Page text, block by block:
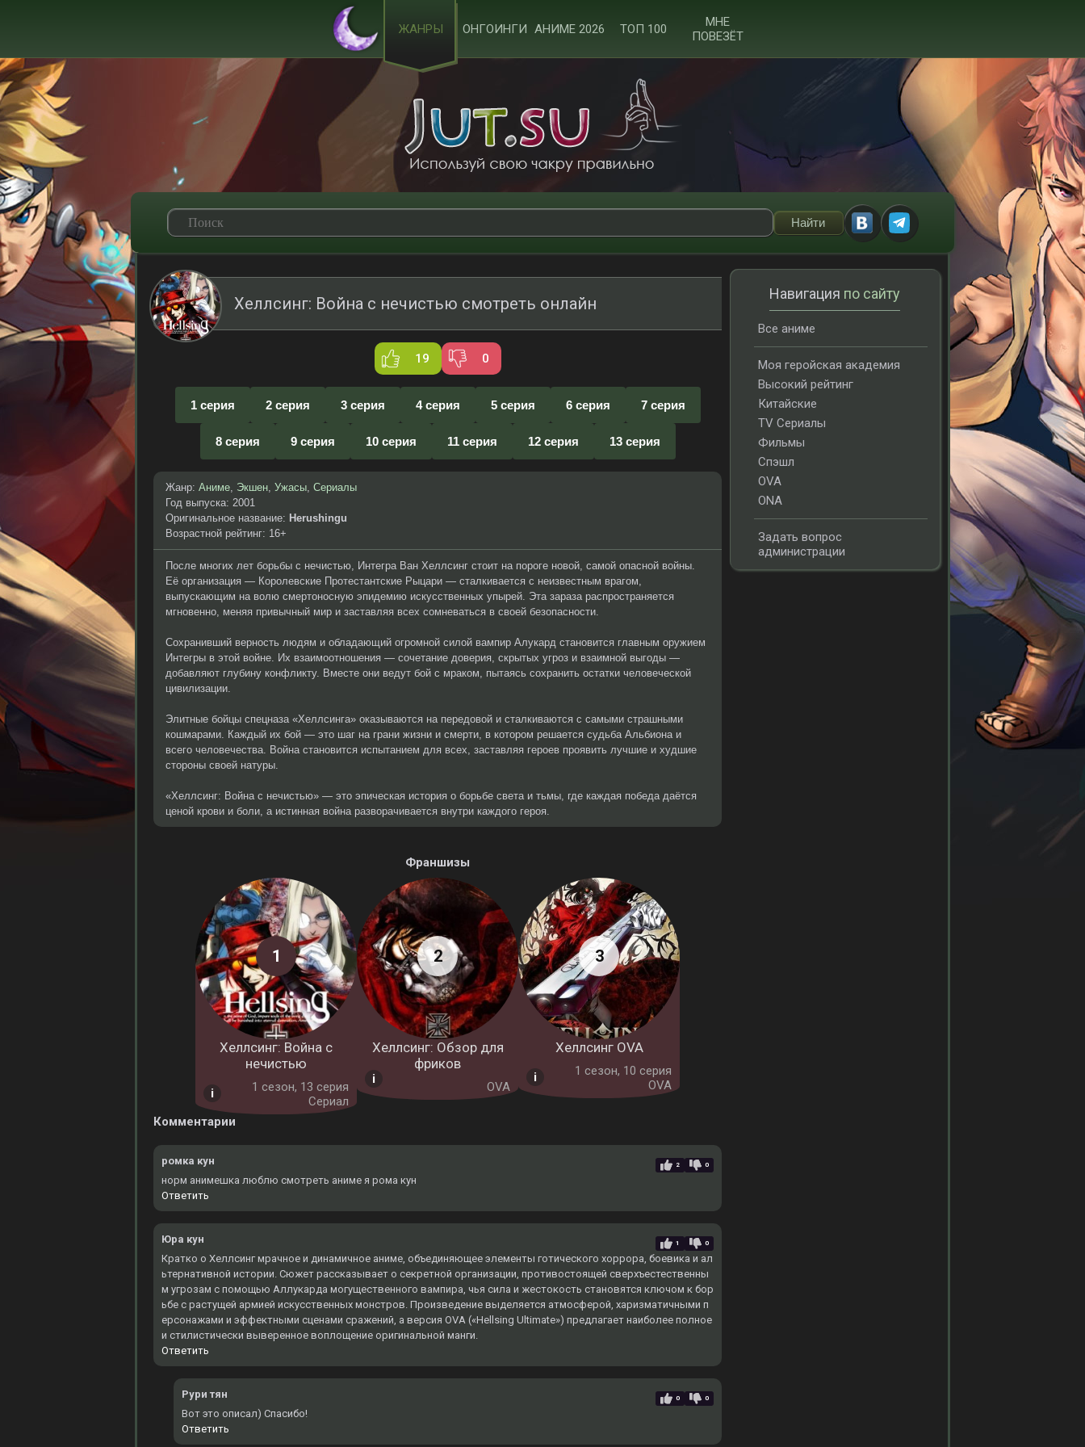
ЖАНРЫ ОНГОИНГИ АНИМЕ 2026 ТОП 100
МНЕ
ПОВЕЗЁТ
Хеллсинг: Война с нечистью смотреть онлайн
19 0
1 серия 2 серия 3 серия 4 серия 5 серия 6 серия 7 серия
8 серия 9 серия 10 серия 11 серия 12 серия 13 серия
Жанр: Аниме, Экшен, Ужасы, Сериалы
Год выпуска: 2001
Оригинальное название: Herushingu
Возрастной рейтинг: 16+
После многих лет борьбы с нечистью, Интегра Ван Хеллсинг стоит на пороге новой, самой опасной войны.
Её организация — Королевские Протестантские Рыцари — сталкивается с неизвестным врагом,
выпускающим на волю смертоносную эпидемию искусственных упырей. Эта зараза распространяется
мгновенно, меняя привычный мир и заставляя всех сомневаться в своей безопасности.
Сохранивший верность людям и обладающий огромной силой вампир Алукард становится главным оружием
Интегры в этой войне. Их взаимоотношения — сочетание доверия, скрытых угроз и взаимной выгоды —
добавляют глубину конфликту. Вместе они ведут бой с мраком, пытаясь сохранить остатки человеческой
цивилизации.
Элитные бойцы спецназа «Хеллсинга» оказываются на передовой и сталкиваются с самыми страшными
кошмарами. Каждый их бой — это шаг на грани жизни и смерти, в котором решается судьба Альбиона и
всего человечества. Война становится испытанием для всех, заставляя героев проявить лучшие и худшие
стороны своей натуры.
«Хеллсинг: Война с нечистью» — это эпическая история о борьбе света и тьмы, где каждая победа даётся
ценой крови и боли, а истинная война разворачивается внутри каждого героя.
Франшизы
Хеллсинг: Война с
нечистью
1 cезон, 13 серия
Сериал
Хеллсинг: Обзор для
фриков
OVA
Хеллсинг OVA
1 cезон, 10 серия
OVA
Комментарии
ромка кун 2 0
норм анимешка люблю смотреть аниме я рома кун
Ответить
Юра кун 1 0
Кратко о Хеллсинг мрачное и динамичное аниме, объединяющее элементы готического хоррора, боевика и ал
ьтернативной истории. Сюжет рассказывает о секретной организации, противостоящей сверхъестественны
м угрозам с помощью Аллукарда могущественного вампира, чья сила и жестокость становятся ключом к бор
ьбе с растущей армией искусственных монстров. Произведение выделяется атмосферой, харизматичными п
ерсонажами и эффектными сценами сражений, а версия OVA («Hellsing Ultimate») предлагает наиболее полное
и стилистически выверенное воплощение оригинальной манги.
Ответить
Рури тян 0 0
Вот это описал) Спасибо!
Ответить
Навигация по сайту
Все аниме
Моя геройская академия
Высокий рейтинг
Китайские
TV Сериалы
Фильмы
Спэшл
OVA
ONA
Задать вопрос
администрации